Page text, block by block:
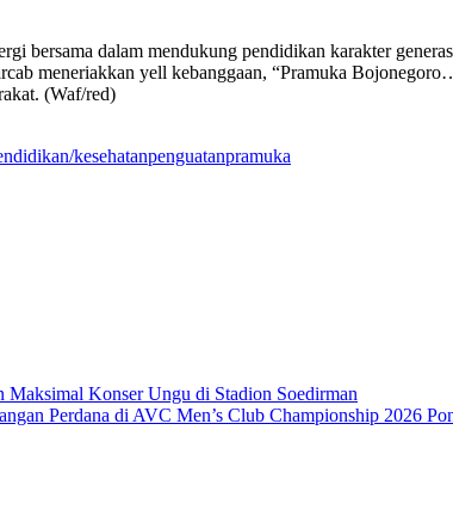
bersama dalam mendukung pendidikan karakter
meneriakkan yell kebanggaan, “Pramuka
(Waf/red)
kesehatanpenguatanpramuka
Maksimal Konser Ungu di Stadion Soedirman
Perdana di AVC Men’s Club Championship 2026